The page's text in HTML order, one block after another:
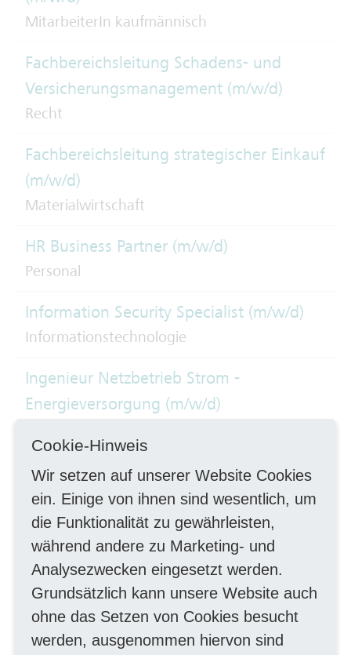
MitarbeiterIn kaufmännisch
Fachbereichsleitung Schadens- und
Versicherungsmanagement (m/w/d)
Recht
Fachbereichsleitung strategischer Einkauf
(m/w/d)
Materialwirtschaft
HR Business Partner (m/w/d)
Personal
Information Security Specialist (m/w/d)
Informationstechnologie
Ingenieur Netzbetrieb Strom -
Energieversorgung (m/w/d)
Instandhalter Schienenfahrzeuge (m/w/d)
Handwerk mechanisch
Instandhalter Schienenfahrzeuge -
Schwerpunkt Unterflurdrehbank (m/w/d)
Instandhaltung
Koordinator
Cookie-Hinweis
Wir setzen auf unserer Website Cookies
ein. Einige von ihnen sind wesentlich, um
die Funktionalität zu gewährleisten,
während andere zu Marketing- und
Analysezwecken eingesetzt werden.
Grundsätzlich kann unsere Website auch
ohne das Setzen von Cookies besucht
werden, ausgenommen hiervon sind